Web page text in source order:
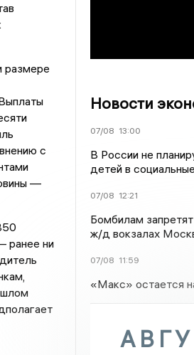
размере
с
—
ранее ни
Новости
07/08 13:00
В России не
детей в
07/08 12:21
Бомбилам
ж/д вокзалах
07/08 11:59
«Макс» остается